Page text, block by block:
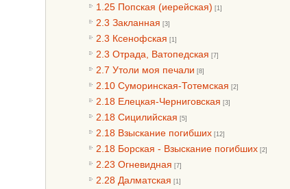
1.25 Попская (иерейская) [1]
2.3 Закланная [3]
2.3 Ксенофская [1]
2.3 Отрада, Ватопедская [7]
2.7 Утоли моя печали [8]
2.10 Суморинская-Тотемская [2]
2.18 Елецкая-Черниговская [3]
2.18 Сицилийская [5]
2.18 Взыскание погибших [12]
2.18 Борская - Взыскание погибших [2]
2.23 Огневидная [7]
2.28 Далматская [1]